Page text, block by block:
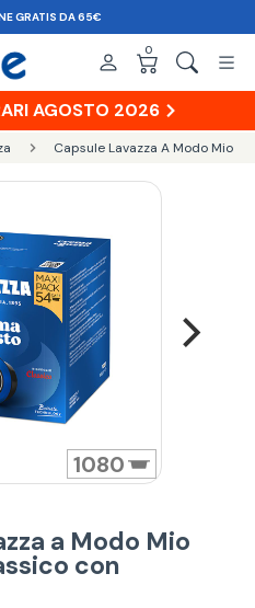
0
AGOSTO 2026
Capsule Lavazza A Modo Mio
1080
a Modo Mio
con